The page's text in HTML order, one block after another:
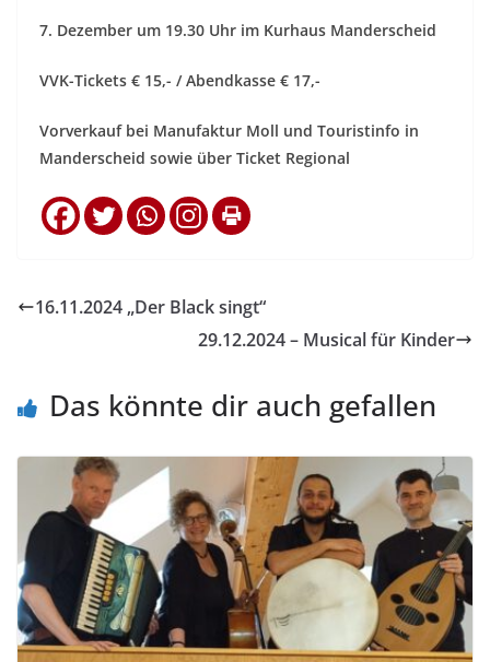
7. Dezember um 19.30 Uhr im Kurhaus Manderscheid
VVK-Tickets € 15,- / Abendkasse € 17,-
Vorverkauf bei Manufaktur Moll und Touristinfo in
Manderscheid sowie über Ticket Regional
16.11.2024 „Der Black singt“
29.12.2024 – Musical für Kinder
Das könnte dir auch gefallen